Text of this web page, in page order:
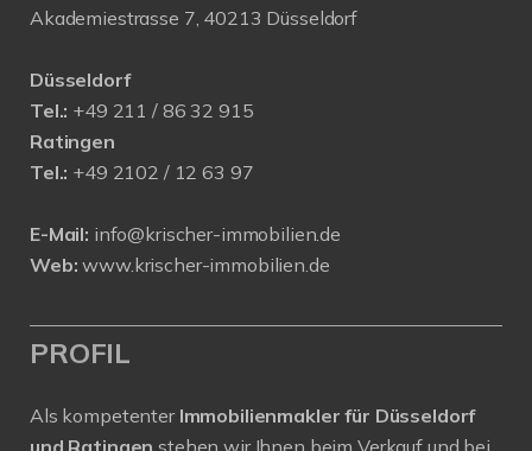
Akademiestrasse 7, 40213 Düsseldorf
Düsseldorf
Tel.: +49 211 / 86 32 915
Ratingen
Tel.: +49 2102 / 12 63 97
E-Mail: info@krischer-immobilien.de
Web: www.krischer-immobilien.de
PROFIL
Als kompetenter Immobilienmakler für Düsseldorf
und Ratingen stehen wir Ihnen beim Verkauf und bei